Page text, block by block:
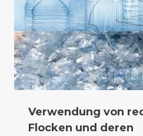
Verwendung von
Flocken und deren